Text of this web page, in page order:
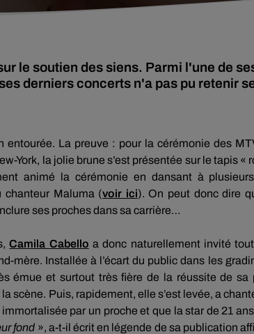
le soutien des siens. Parmi l'une de
derniers concerts n'a pas pu retenir
entourée. La preuve : pour la cérémonie des
York, la jolie brune s’est présentée sur le tapis «
animé la cérémonie en dansant à
chanteur Maluma (voir ici). On peut donc dire
ses proches dans sa carrière…
Camila Cabello a donc naturellement invité
mère. Installée à l’écart du public dans les
émue et surtout très fière de la réussite de
scène. Puis, rapidement, elle s’est levée, a
par un proche et que la star de 21
fond », a-t-il écrit en légende de sa publication